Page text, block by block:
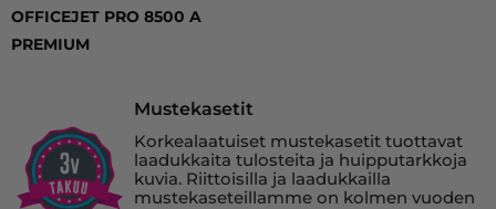
OFFICEJET PRO 8500 A
PREMIUM
Mustekasetit
Korkealaatuiset mustekasetit tuottavat
laadukkaita tulosteita ja huipputarkkoja
kuvia. Riittoisilla ja laadukkailla
mustekaseteillamme on kolmen vuoden